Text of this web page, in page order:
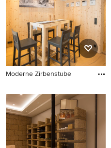
Moderne Zirbenstube